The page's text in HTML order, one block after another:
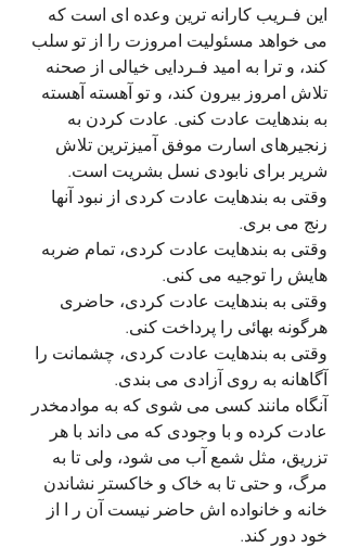
این فـریب کارانه ترین وعده ای است که
می خواهد مسئولیت امروزت را از تو سلب
کند، و ترا به امید فـردایی خیالی از صحنه
تلاش امروز بیرون کند، و تو آهسته آهسته
به بندهایت عادت کنی. عادت کردن به
زنجیرهای اسارت موفق آمیزترین تلاش
شریر برای نابودی نسل بشریت است.
وقتی به بندهایت عادت کردی از نبود آنها
رنج می بری.
وقتی به بندهایت عادت کردی، تمام ضربه
هایش را توجیه می کنی.
وقتی به بندهایت عادت کردی، حاضری
هرگونه بهائی را پرداخت کنی.
وقتی به بندهایت عادت کردی، چشمانت را
آگاهانه به روی آزادی می بندی.
آنگاه مانند کسی می شوی که به موادمخدر
عادت کرده و با وجودی که می داند با هر
تزریق، مثل شمع آب می شود، ولی تا به
مرگ، و حتی تا به خاک و خاکستر نشاندن
خانه و خانواده اش حاضر نیست آن ر ا از
خود دور کند.